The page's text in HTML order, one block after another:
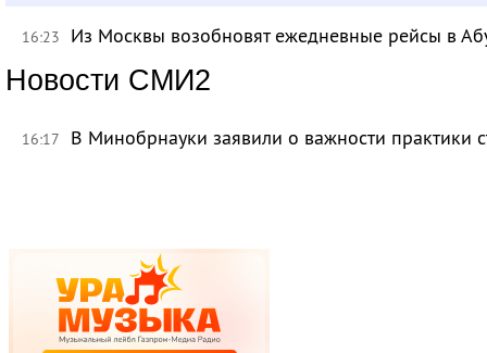
16:23 Из Москвы возобновят ежедневные рейсы в
Новости СМИ2
16:17 В Минобрнауки заявили о важности практики